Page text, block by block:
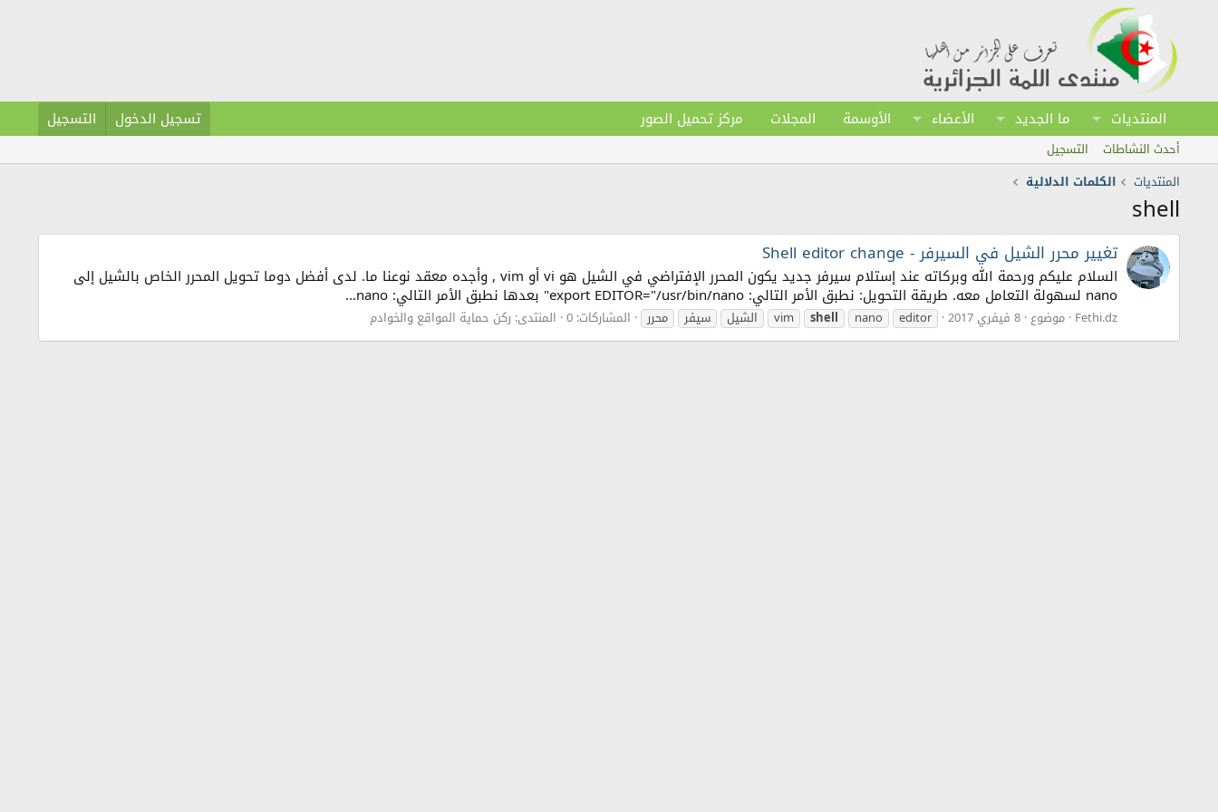
المنتديات ما الجديد الأعضاء الأوسمة المجلات مركز تحميل الصور تسجيل الدخول التسجيل
أحدث النشاطات
التسجيل
المنتديات
الكلمات الدلالية
shell
تغيير محرر الشيل في السيرفر - Shell editor change
السلام عليكم ورحمة الله وبركاته عند إستلام سيرفر جديد يكون المحرر الإفتراضي في الشيل هو vi أو vim , وأجده معقد نوعنا ما. لدى أفضل دوما تحويل المحرر الخاص بالشيل إلى
nano لسهولة التعامل معه. طريقة التحويل: نطبق الأمر التالي: export EDITOR="/usr/bin/nano" بعدها نطبق الأمر التالي: nano...
Fethi.dz موضوع 8 فيفري 2017 editor
nano
shell
vim الشيل سيفر محرر المشاركات: 0 المنتدى: ركن حماية المواقع والخوادم